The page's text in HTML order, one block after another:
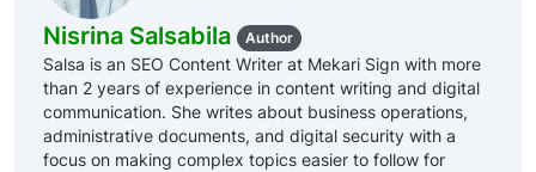
Nisrina Salsabila Author
Salsa is an SEO Content Writer at Mekari Sign with more
than 2 years of experience in content writing and digital
communication. She writes about business operations,
administrative documents, and digital security with a
focus on making complex topics easier to follow for